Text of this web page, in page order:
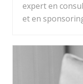
expert en
et en